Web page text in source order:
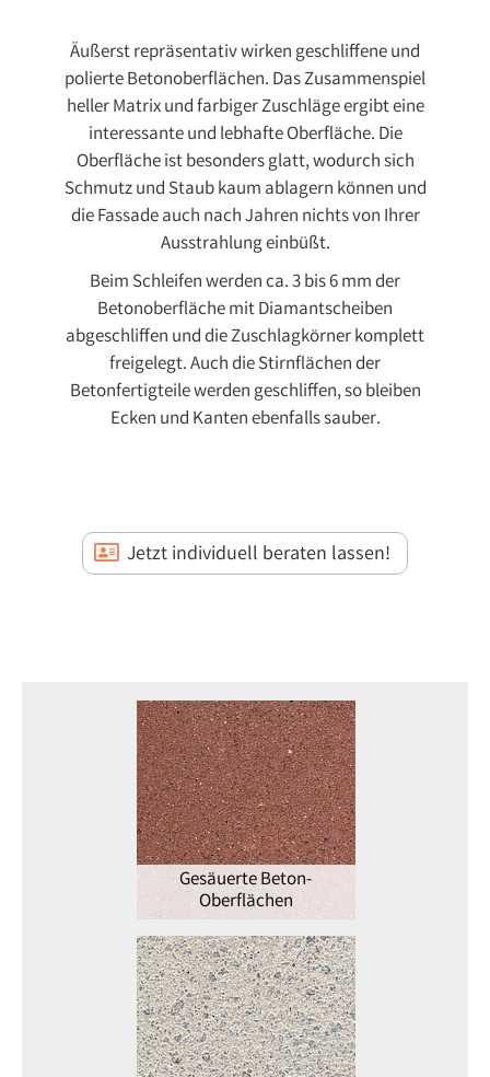
Äußerst repräsentativ wirken geschliffene und
polierte Betonoberflächen. Das Zusammenspiel
heller Matrix und farbiger Zuschläge ergibt eine
interessante und lebhafte Oberfläche. Die
Oberfläche ist besonders glatt, wodurch sich
Schmutz und Staub kaum ablagern können und
die Fassade auch nach Jahren nichts von Ihrer
Ausstrahlung einbüßt.
Beim Schleifen werden ca. 3 bis 6 mm der
Betonoberfläche mit Diamantscheiben
abgeschliffen und die Zuschlagkörner komplett
freigelegt. Auch die Stirnflächen der
Betonfertigteile werden geschliffen, so bleiben
Ecken und Kanten ebenfalls sauber.
Jetzt individuell beraten lassen!
Gesäuerte Beton-
Oberflächen